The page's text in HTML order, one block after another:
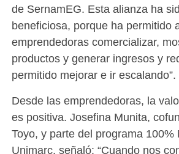
de SernamEG. Esta alianza ha
beneficiosa, porque ha permitido
emprendedoras comercializar,
productos y generar ingresos y
permitido mejorar e ir escalando”.
Desde las emprendedoras, la
es positiva. Josefina Munita,
Toyo, y parte del programa 100%
Unimarc, señaló: “Cuando nos